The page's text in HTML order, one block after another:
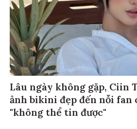
Lâu ngày không gặp, Ciin
ảnh bikini đẹp đến nỗi fan
"không thể tin được"